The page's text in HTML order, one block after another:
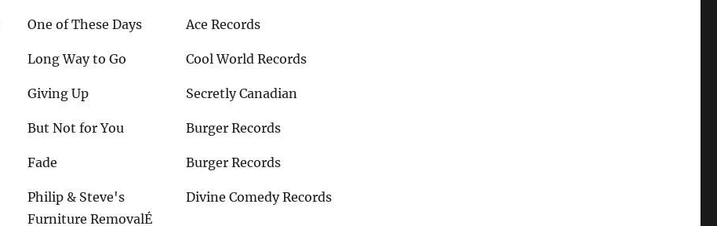
One of These Days Ace Records
Long Way to Go Cool World Records
Giving Up Secretly Canadian
But Not for You Burger Records
Fade Burger Records
Philip & Steve's
Furniture RemovalÉ
Divine Comedy Records